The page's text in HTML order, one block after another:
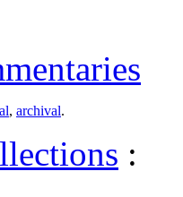
, archival.
: